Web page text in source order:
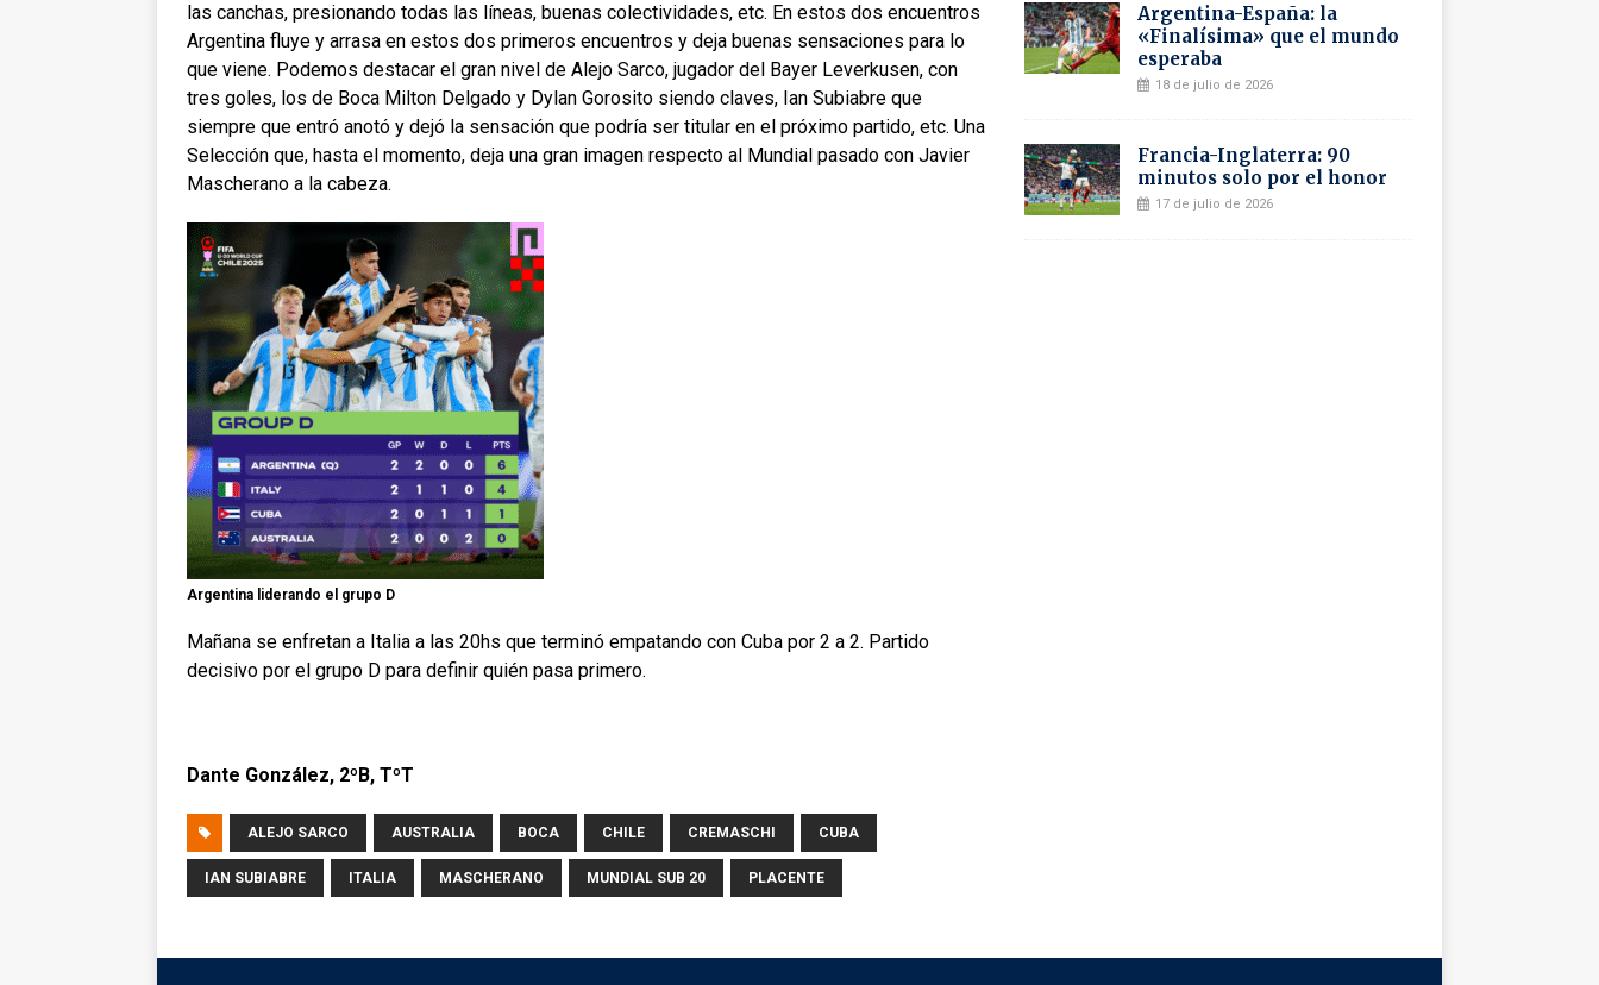
las canchas, presionando todas las líneas, buenas colectividades, etc. En estos dos encuentros
Argentina fluye y arrasa en estos dos primeros encuentros y deja buenas sensaciones para lo
que viene. Podemos destacar el gran nivel de Alejo Sarco, jugador del Bayer Leverkusen, con
tres goles, los de Boca Milton Delgado y Dylan Gorosito siendo claves, Ian Subiabre que
siempre que entró anotó y dejó la sensación que podría ser titular en el próximo partido, etc. Una
Selección que, hasta el momento, deja una gran imagen respecto al Mundial pasado con Javier
Mascherano a la cabeza.
Argentina liderando el grupo D
Mañana se enfretan a Italia a las 20hs que terminó empatando con Cuba por 2 a 2. Partido
decisivo por el grupo D para definir quién pasa primero.
Dante González, 2ºB, TºT
ALEJO SARCO AUSTRALIA BOCA CHILE CREMASCHI CUBA
IAN SUBIABRE ITALIA MASCHERANO MUNDIAL SUB 20 PLACENTE
Argentina-España: la
«Finalísima» que el mundo
esperaba
18 de julio de 2026
Francia-Inglaterra: 90
minutos solo por el honor
17 de julio de 2026